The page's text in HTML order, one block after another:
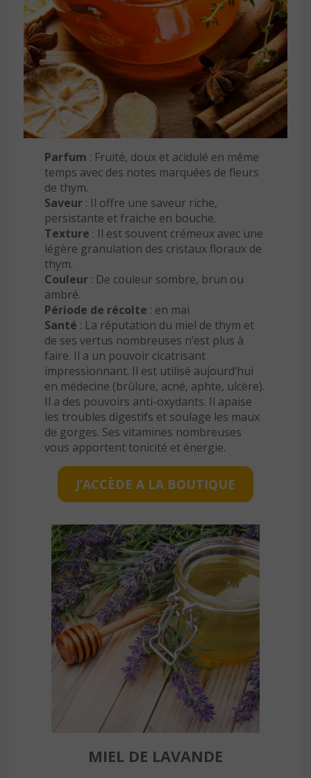
Parfum : Fruité, doux et acidulé en même
temps avec des notes marquées de fleurs
de thym.
Saveur : Il offre une saveur riche,
persistante et fraiche en bouche.
Texture : Il est souvent crémeux avec une
légère granulation des cristaux floraux de
thym.
Couleur : De couleur sombre, brun ou
ambré.
Période de récolte : en mai
Santé : La réputation du miel de thym et
de ses vertus nombreuses n’est plus à
faire. Il a un pouvoir cicatrisant
impressionnant. Il est utilisé aujourd’hui
en médecine (brûlure, acné, aphte, ulcère).
Il a des pouvoirs anti-oxydants. Il apaise
les troubles digestifs et soulage les maux
de gorges. Ses vitamines nombreuses
vous apportent tonicité et énergie.
J’ACCÈDE A LA BOUTIQUE
MIEL DE LAVANDE